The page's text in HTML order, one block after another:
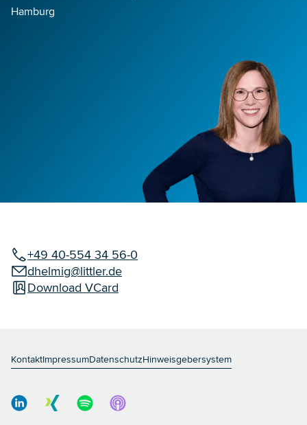
Hamburg
+49 40-554 34 56-0
dhelmig@littler.de
Download VCard
KontaktImpressumDatenschutzHinweisgebersystem